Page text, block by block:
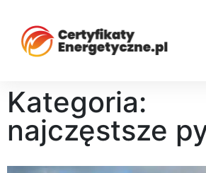
Kategoria:
najczęstsze